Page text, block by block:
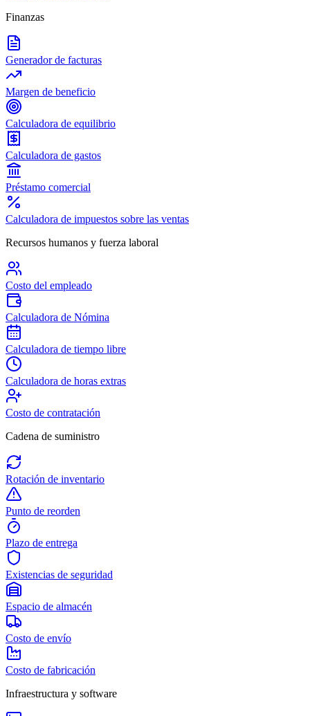
Finanzas
Generador de facturas
Margen de beneficio
Calculadora de equilibrio
Calculadora de gastos
Préstamo comercial
Calculadora de impuestos sobre las ventas
Recursos humanos y fuerza laboral
Costo del empleado
Calculadora de Nómina
Calculadora de tiempo libre
Calculadora de horas extras
Costo de contratación
Cadena de suministro
Rotación de inventario
Punto de reorden
Plazo de entrega
Existencias de seguridad
Espacio de almacén
Costo de envío
Costo de fabricación
Infraestructura y software